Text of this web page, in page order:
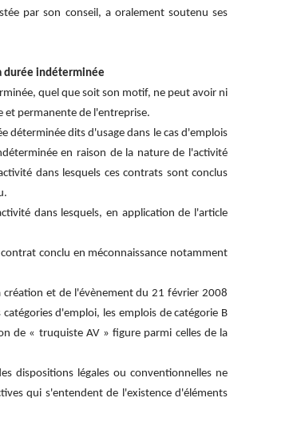
par son conseil, a oralement soutenu ses
durée indéterminée
quel que soit son motif, ne peut avoir ni
permanente de l'entreprise.
déterminée dits d'usage dans le cas d'emplois
en raison de la nature de l'activité
dans lesquels ces contrats sont conclus
dans lesquels, en application de l'article
conclu en méconnaissance notamment
création et de l'évènement du 21 février 2008
d'emploi, les emplois de catégorie B
de « truquiste AV » figure parmi celles de la
dispositions légales ou conventionnelles ne
qui s'entendent de l'existence d'éléments